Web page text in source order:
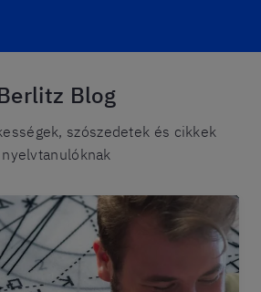
Blog
szószedetek és cikkek
nyelvtanulóknak